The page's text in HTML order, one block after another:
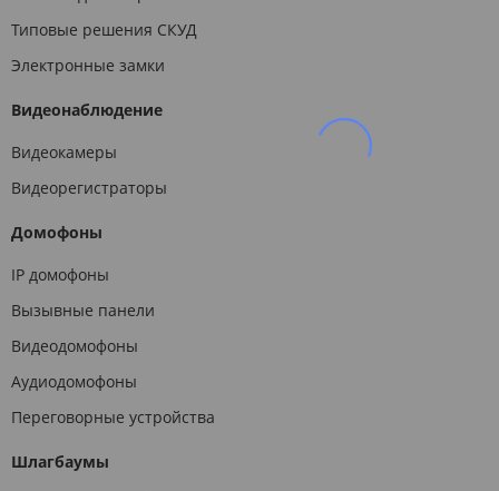
Типовые решения СКУД
Электронные замки
Видеонаблюдение
Видеокамеры
Видеорегистраторы
Домофоны
IP домофоны
Вызывные панели
Видеодомофоны
Аудиодомофоны
Переговорные устройства
Шлагбаумы